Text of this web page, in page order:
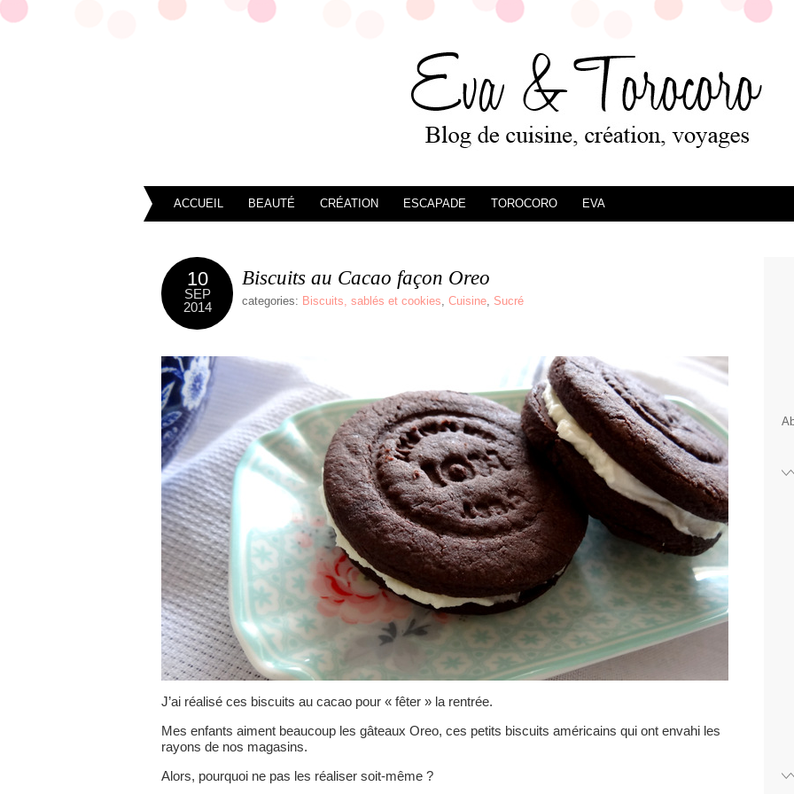
ACCUEIL BEAUTÉ CRÉATION ESCAPADE TOROCORO EVA
10
SEP
2014
Biscuits au Cacao façon Oreo
categories: Biscuits, sablés et cookies, Cuisine, Sucré
J’ai réalisé ces biscuits au cacao pour « fêter » la rentrée.
Mes enfants aiment beaucoup les gâteaux Oreo, ces petits biscuits américains qui ont envahi les
rayons de nos magasins.
Alors, pourquoi ne pas les réaliser soit-même ?